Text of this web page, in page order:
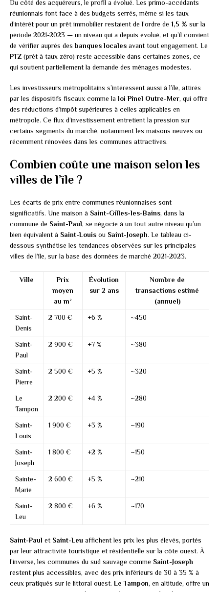
Du côté des acquéreurs, le profil a évolué. Les primo-accédants
réunionnais font face à des budgets serrés, même si les taux
d’intérêt pour un prêt immobilier restaient de l’ordre de 1,5 % sur la
période 2021-2023 — un niveau qui a depuis évolué, et qu’il convient
de vérifier auprès desbanques locales avant tout engagement. Le
PTZ(prêt à taux zéro) reste accessible dans certaines zones, ce
qui soutient partiellement la demande des ménages modestes.
Les investisseurs métropolitains s’intéressent aussi à l’île, attirés
par les dispositifs fiscaux comme la loi Pinel Outre-Mer, qui offre
des réductions d’impôt supérieures à celles applicables en
métropole. Ce flux d’investissement entretient la pression sur
certains segments du marché, notamment les maisons neuves ou
récemment rénovées dans les communes attractives.
Combien coûte une maison selon les
villes de l’île ?
Les écarts de prix entre communes réunionnaises sont
significatifs. Une maison à Saint-Gilles-les-Bains, dans la
commune de Saint-Paul, se négocie à un tout autre niveau qu’un
bien équivalent à Saint-Louis ou Saint-Joseph. Le tableau ci-
dessous synthétise les tendances observées sur les principales
villes de l’île, sur la base des données de marché 2021-2023.
Ville
Prix
moyen
au m²
Évolution
sur 2 ans
Nombre de
transactions estimé
(annuel)
Saint-
Denis
2 700 € +6 % ~450
Saint-
Paul
2 900 € +7 % ~380
Saint-
Pierre
2 500 € +5 % ~320
Le
Tampon
2 200 € +4 % ~280
Saint-
Louis
1 900 € +3 % ~190
Saint-
Joseph
1 800 € +2 % ~150
Sainte-
Marie
2 600 € +5 % ~210
Saint-
Leu
2 800 € +6 % ~170
Saint-Paul et Saint-Leu affichent les prix les plus élevés, portés
par leur attractivité touristique et résidentielle sur la côte ouest. À
l’inverse, les communes du sud sauvage comme Saint-Joseph
restent plus accessibles, avec des prix inférieurs de 30 à 35 % à
ceux pratiqués sur le littoral ouest.Le Tampon, en altitude, offre un